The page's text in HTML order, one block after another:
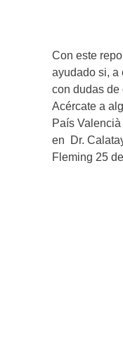
Con este
ayudado si, a
con dudas de
Acércate a
País
en Dr.
Fleming 25